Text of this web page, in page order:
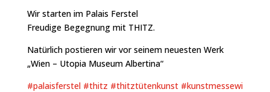
Wir starten im Palais Ferstel
Freudige Begegnung mit THITZ.
Natürlich postieren wir vor seinem neuesten Werk
„Wien – Utopia Museum Albertina“
#palaisferstel #thitz #thitztütenkunst #kunstmessewi